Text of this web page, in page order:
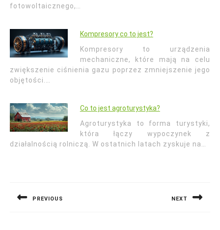
fotowoltaicznego,…
Kompresory co to jest?
Kompresory to urządzenia
mechaniczne, które mają na celu
zwiększenie ciśnienia gazu poprzez zmniejszenie jego
objętości.…
Co to jest agroturystyka?
Agroturystyka to forma turystyki,
która łączy wypoczynek z
działalnością rolniczą. W ostatnich latach zyskuje na…
PREVIOUS NEXT